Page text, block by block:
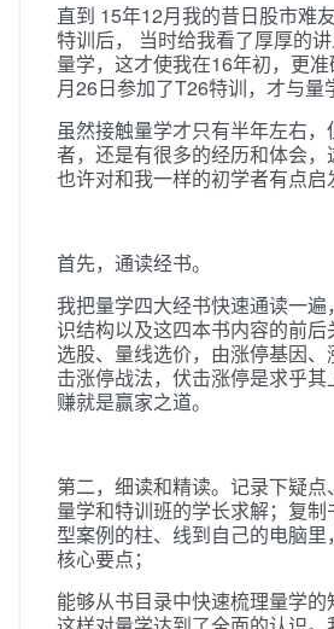
直到 15年12月我的昔日股市难
特训后， 当时给我看了厚厚的
量学，这才使我在16年初，更
月26日参加了T26特训，才与量
虽然接触量学才只有半年左右
者，还是有很多的经历和体会，
也许对和我一样的初学者有点启
首先，通读经书。
我把量学四大经书快速通读一
识结构以及这四本书内容的前
选股、量线选价，由涨停基因
击涨停战法，伏击涨停是求乎
赚就是赢家之道。
第二，细读和精读。记录下疑
量学和特训班的学长求解；复
型案例的柱、线到自己的电脑
核心要点；
能够从书目录中快速梳理量学的